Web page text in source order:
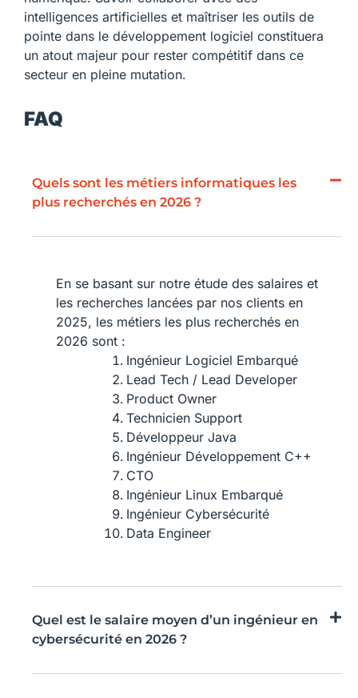
intelligences artificielles et maîtriser les outils de
pointe dans le développement logiciel constituera
un atout majeur pour rester compétitif dans ce
secteur en pleine mutation.
FAQ
Quels sont les métiers informatiques les
plus recherchés en 2026 ?
En se basant sur notre étude des salaires et
les recherches lancées par nos clients en
2025, les métiers les plus recherchés en
2026 sont :
Ingénieur Logiciel Embarqué
Lead Tech / Lead Developer
Product Owner
Technicien Support
Développeur Java
Ingénieur Développement C++
CTO
Ingénieur Linux Embarqué
Ingénieur Cybersécurité
Data Engineer
Quel est le salaire moyen d’un ingénieur en
cybersécurité en 2026 ?